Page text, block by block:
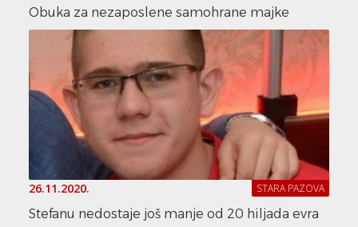
Obuka za nezaposlene samohrane majke
26.11.2020. STARA PAZOVA
Stefanu nedostaje još manje od 20 hiljada evra